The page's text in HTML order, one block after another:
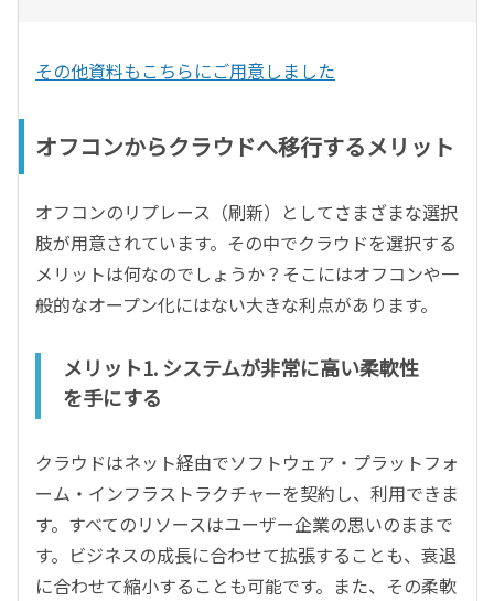
その他資料もこちらにご用意しました
オフコンからクラウドへ移行するメリット
オフコンのリプレース（刷新）としてさまざまな選択
肢が用意されています。その中でクラウドを選択する
メリットは何なのでしょうか？そこにはオフコンや一
般的なオープン化にはない大きな利点があります。
メリット1. システムが非常に高い柔軟性
を手にする
クラウドはネット経由でソフトウェア・プラットフォ
ーム・インフラストラクチャーを契約し、利用できま
す。すべてのリソースはユーザー企業の思いのままで
す。ビジネスの成長に合わせて拡張することも、衰退
に合わせて縮小することも可能です。また、その柔軟